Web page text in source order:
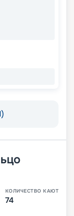
КОЛИЧЕСТВО КАЮТ
74